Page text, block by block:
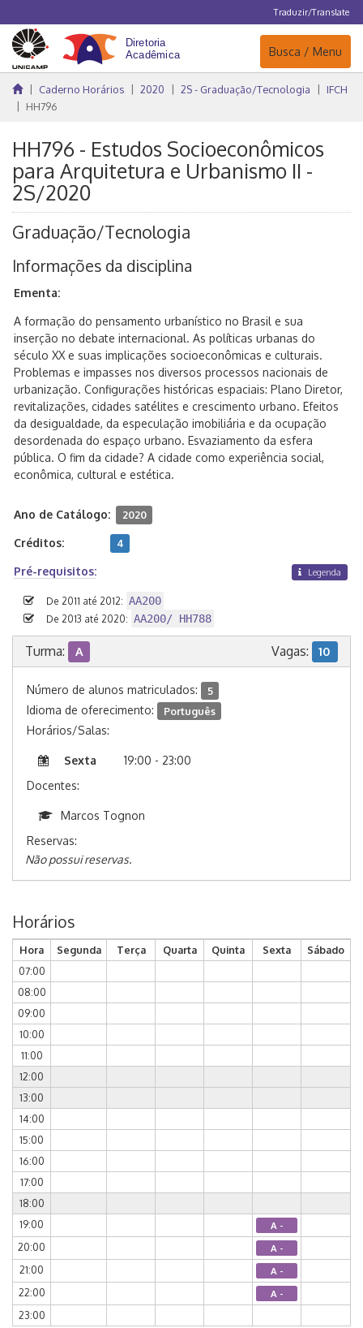
Traduzir/Translate
Navegação
Busca / Menu
Caderno Horários 2020 2S - Graduação/Tecnologia
IFCH
HH796
HH796 - Estudos Socioeconômicos
para Arquitetura e Urbanismo II -
2S/2020
Graduação/Tecnologia
Informações da disciplina
Ementa:
A formação do pensamento urbanístico no Brasil e sua
inserção no debate internacional. As políticas urbanas do
século XX e suas implicações socioeconômicas e culturais.
Problemas e impasses nos diversos processos nacionais de
urbanização. Configurações históricas espaciais: Plano Diretor,
revitalizações, cidades satélites e crescimento urbano. Efeitos
da desigualdade, da especulação imobiliária e da ocupação
desordenada do espaço urbano. Esvaziamento da esfera
pública. O fim da cidade? A cidade como experiência social,
econômica, cultural e estética.
Ano de Catálogo: 2020
Créditos: 4
Pré-requisitos: Legenda
De 2011 até 2012: AA200
De 2013 até 2020: AA200/ HH788
Turma: A Vagas: 10
Número de alunos matriculados: 5
Idioma de oferecimento: Português
Horários/Salas:
Sexta
19:00 - 23:00
Docentes:
Marcos Tognon
Reservas:
Não possui reservas.
Horários
Hora Segunda Terça Quarta Quinta Sexta
Sábado
07:00
08:00
09:00
10:00
11:00
12:00
13:00
14:00
15:00
16:00
17:00
18:00
19:00
A -
20:00 A -
21:00 A -
22:00 A -
23:00